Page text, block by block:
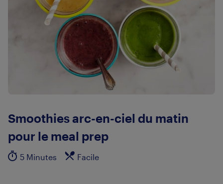
Smoothies arc-en-ciel du matin
pour le meal prep
5 Minutes Facile